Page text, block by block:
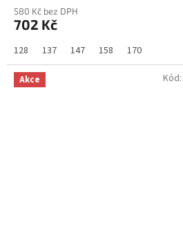
580 Kč bez DPH
702 Kč
128 137 147 158 170
Akce Kód: